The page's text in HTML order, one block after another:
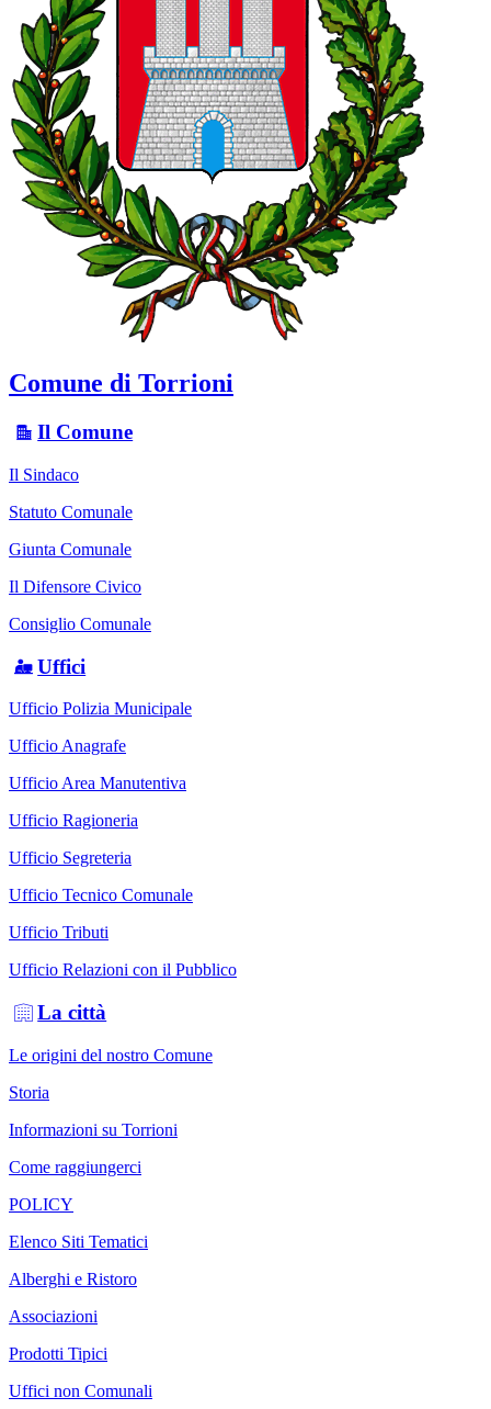
Comune di Torrioni
Il Comune
Il Sindaco
Statuto Comunale
Giunta Comunale
Il Difensore Civico
Consiglio Comunale
Uffici
Ufficio Polizia Municipale
Ufficio Anagrafe
Ufficio Area Manutentiva
Ufficio Ragioneria
Ufficio Segreteria
Ufficio Tecnico Comunale
Ufficio Tributi
Ufficio Relazioni con il Pubblico
La città
Le origini del nostro Comune
Storia
Informazioni su Torrioni
Come raggiungerci
POLICY
Elenco Siti Tematici
Alberghi e Ristoro
Associazioni
Prodotti Tipici
Uffici non Comunali